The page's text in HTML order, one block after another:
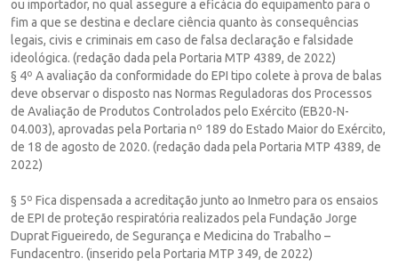
ou importador, no qual assegure a eficácia do equipamento para o
fim a que se destina e declare ciência quanto às consequências
legais, civis e criminais em caso de falsa declaração e falsidade
ideológica. (redação dada pela Portaria MTP 4389, de 2022)
§ 4º A avaliação da conformidade do EPI tipo colete à prova de balas
deve observar o disposto nas Normas Reguladoras dos Processos
de Avaliação de Produtos Controlados pelo Exército (EB20-N-
04.003), aprovadas pela Portaria nº 189 do Estado Maior do Exército,
de 18 de agosto de 2020. (redação dada pela Portaria MTP 4389, de
2022)
§ 5º Fica dispensada a acreditação junto ao Inmetro para os ensaios
de EPI de proteção respiratória realizados pela Fundação Jorge
Duprat Figueiredo, de Segurança e Medicina do Trabalho –
Fundacentro. (inserido pela Portaria MTP 349, de 2022)